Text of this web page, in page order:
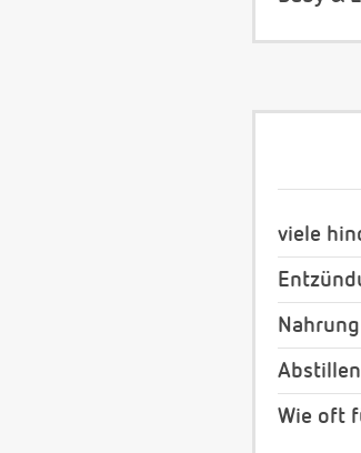
viele
Wie oft